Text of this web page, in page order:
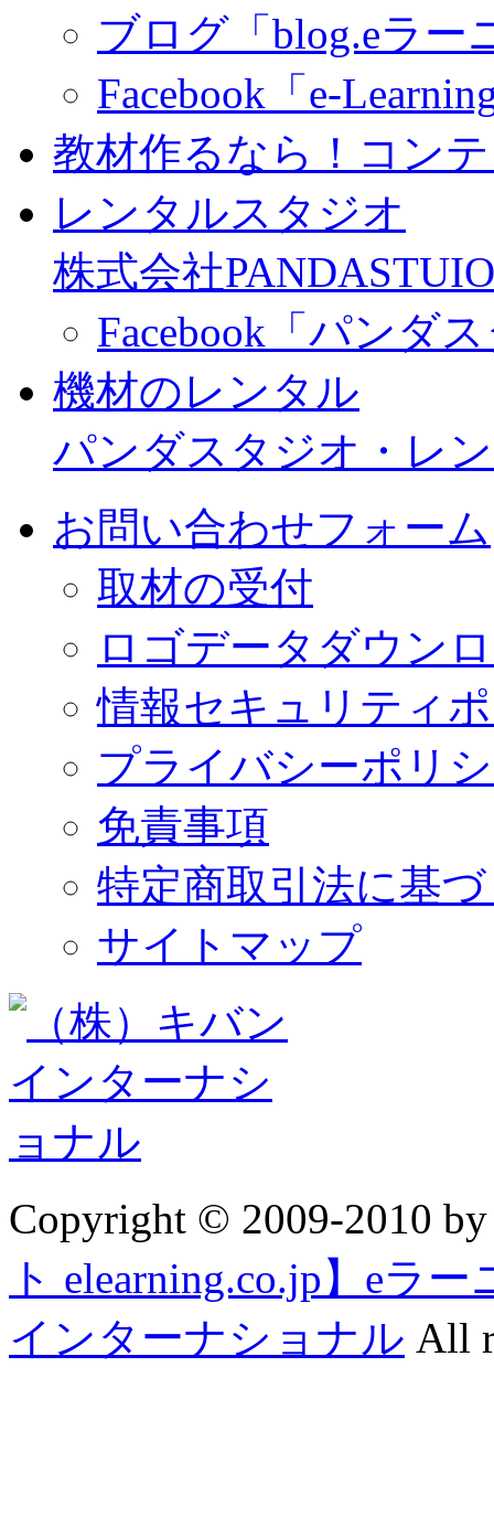
ブログ「blog.eラー
Facebook「e-
教材作るなら！コン
レンタルスタジオ
株式会社
Facebook「パンダ
機材のレンタル
パンダスタジオ・レ
お問い合わせフォーム
取材の受付
ロゴデータダウン
情報セキュリティ
プライバシーポリ
免責事項
特定商取引法に基
サイトマップ
Copyright © 2009-2010
ト elearning.co.jp】eラ
インターナショナル All